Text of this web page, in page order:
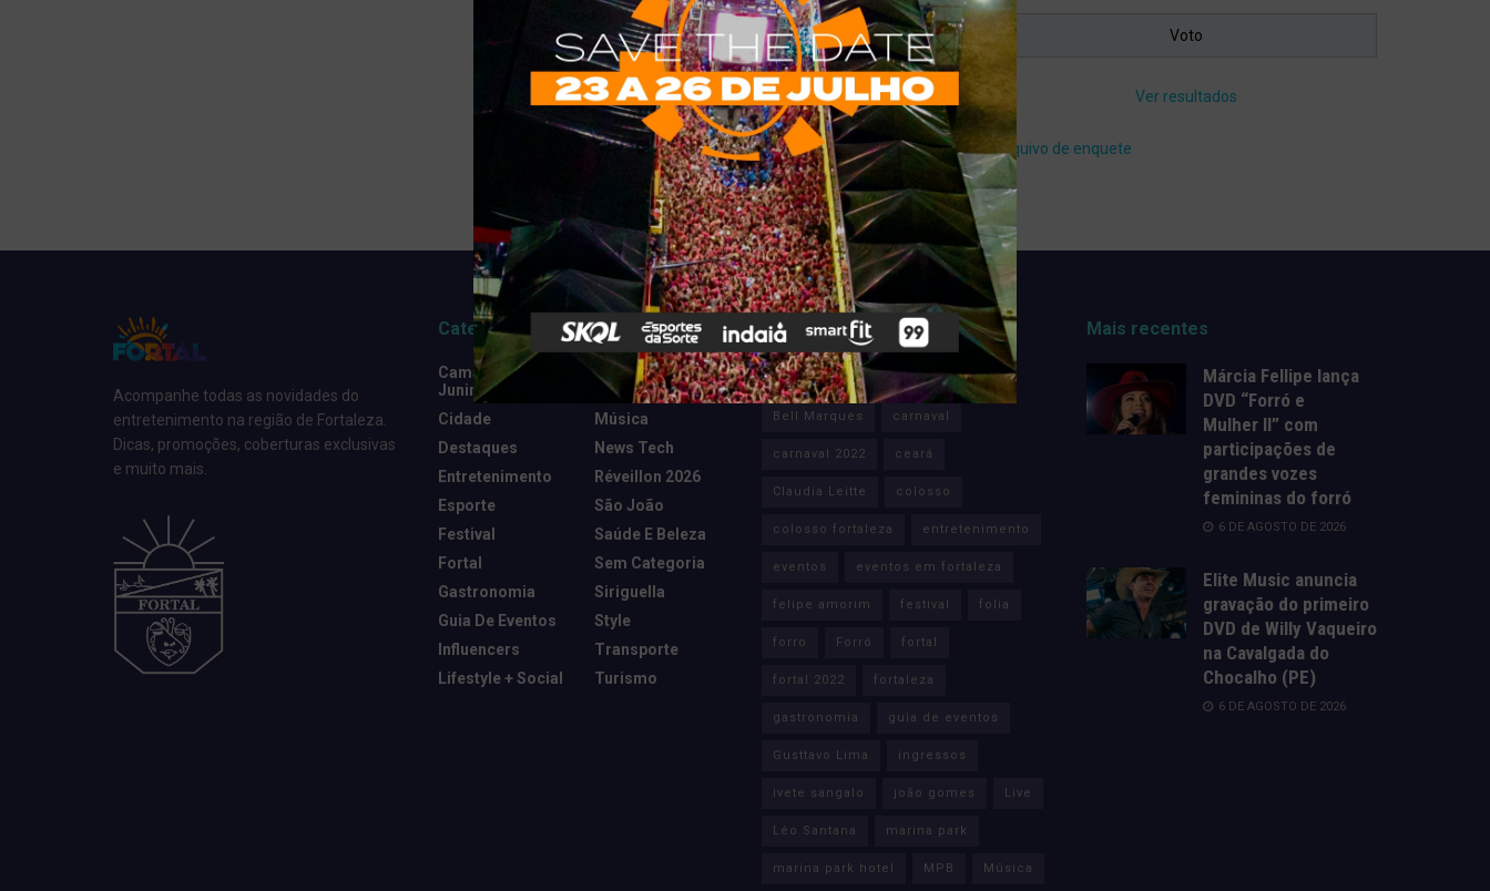
Ver resultados
Arquivo de enquete
Acompanhe todas as novidades do
entretenimento na região de Fortaleza.
Dicas, promoções, coberturas exclusivas
e muito mais.
Categorias
Camarote Vip
Junino
Cidade
Destaques
Entretenimento
Esporte
Festival
Fortal
Gastronomia
Guia De Eventos
Influencers
Lifestyle + Social
Marketing E
Negócios
Música
News Tech
Réveillon 2026
São João
Saúde E Beleza
Sem Categoria
Siriguella
Style
Transporte
Turismo
Tags
Anitta Axé Banda Eva
Bell Marques carnaval
carnaval 2022 ceará
Claudia Leitte colosso
colosso fortaleza entretenimento
eventos eventos em fortaleza
felipe amorim festival folia
forro Forró fortal
fortal 2022 fortaleza
gastronomia guia de eventos
Gusttavo Lima ingressos
ivete sangalo joão gomes Live
Léo Santana marina park
marina park hotel MPB Música
Mais recentes
Márcia Fellipe lança
DVD “Forró e
Mulher II” com
participações de
grandes vozes
femininas do forró
6 DE AGOSTO DE 2026
Elite Music anuncia
gravação do primeiro
DVD de Willy Vaqueiro
na Cavalgada do
Chocalho (PE)
6 DE AGOSTO DE 2026